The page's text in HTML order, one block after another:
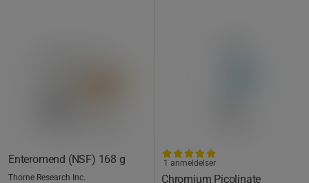
Enteromend (NSF) 168 g
Thorne Research Inc. Chromium Picolinate
1 anmeldelser